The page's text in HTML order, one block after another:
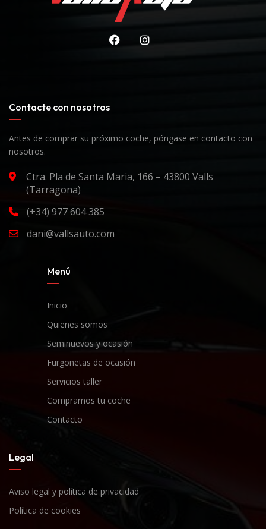
Contacte con nosotros
Antes de comprar su próximo coche, póngase en contacto con
nosotros.
Ctra. Pla de Santa Maria, 166 – 43800 Valls
(Tarragona)
(+34) 977 604 385
dani@vallsauto.com
Menú
Inicio
Quienes somos
Seminuevos y ocasión
Furgonetas de ocasión
Servicios taller
Compramos tu coche
Contacto
Legal
Aviso legal y política de privacidad
Política de cookies